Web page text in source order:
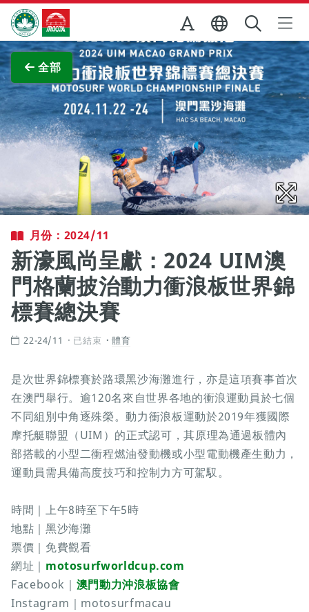
跳至主内容
澳門特別行政區政府旅遊局
全部
查看原圖
月份：2024/11
新濠風尚呈獻：2024 UIM澳
門格蘭披治動力衝浪板世界錦
標賽總決賽
22-24/11 已結束 體育
是次世界錦標賽於路環黑沙海灘進行，亦是這項賽事首次
在澳門舉行。逾120名來自世界各地的衝浪運動員於七個
不同組別中角逐殊榮。動力衝浪板運動於2019年獲國際
摩托艇聯盟（UIM）的正式認可，其原理為通過板體內
部搭載的小型二衝程燃油發動機或小型電動機產生動力，
運動員需具備高度技巧和控制力方可駕馭。
時間｜上午8時至下午5時
地點｜黑沙海灘
票價｜免費觀看
網址｜ motosurfworldcup.com
Facebook｜ 澳門動力沖浪板協會
Instagram｜motosurfmacau